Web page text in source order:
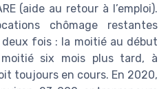
(aide au retour à l’emploi).
chômage restantes
fois : la moitié au début
six mois plus tard, à
toujours en cours. En 2020,